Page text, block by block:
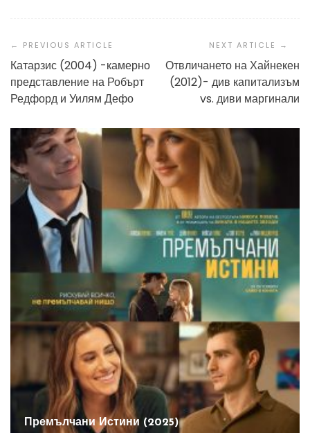
Navigation
Катарзис (2004) -камерно
представление на Робърт
Редфорд и Уилям Дефо
Отвличането на Хайнекен
(2012)- див капитализъм
vs. диви маргинали
Премълчани Истини (2025)